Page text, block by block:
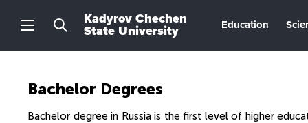
Kadyrov Chechen
State University
Education
Bachelor Degrees
Bachelor degree in Russia is the first level of higher